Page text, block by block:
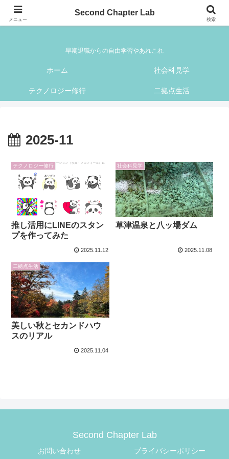
Second Chapter Lab
早期退職からの自由学習やあれこれ
ホーム 社会科見学
テクノロジー修行 二拠点生活
2025-11
テクノロジー修行
推し活用にLINEのスタン
プを作ってみた
2025.11.12
社会科見学
草津温泉と八ッ場ダム
2025.11.08
二拠点生活
美しい秋とセカンドハウ
スのリアル
2025.11.04
Second Chapter Lab
お問い合わせ プライバシーポリシー
メニュー
Second Chapter Lab
検索